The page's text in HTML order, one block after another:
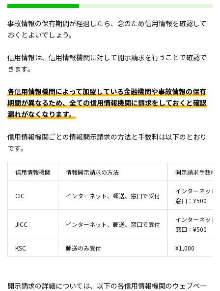
事故情報の保有期間が経過したら、念のため信用情報を確認して
おくとよいでしょう。
信用情報は、信用情報機関に対して開示請求を行うことで確認で
きます。
各信用情報機関によって加盟している金融機関や事故情報の保有
期間が異なるため、全ての信用情報機関に請求をしておくと確認
漏れがなくなります。
信用情報機関ごとの情報開示請求の方法と手数料は以下のとおり
です。
信用情報機関 情報開示請求の方法 開示請求手数料
CIC インターネット、郵送、窓口で受付
インターネット
窓口：¥500
JICC インターネット、郵送、窓口で受付
インターネット
窓口：¥500
KSC 郵送のみ受付 ¥1,000
開示請求の詳細については、以下の各信用情報機関のウェブペー